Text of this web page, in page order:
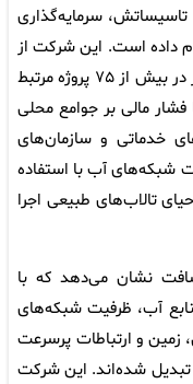
سرمایه‌گذاری
داده است. این شرکت از
سال ۲۰۲۰ تاکنون بیش از ۵۰۰ میلیون دلار در بیش از ۷۵ پروژه مرتبط
مالی بر جوامع محلی
خدماتی و سازمان‌های
شبکه‌های آب با استفاده
تالاب‌های طبیعی اجرا
نشان می‌دهد که با
آب، ظرفیت شبکه‌های
زمین و ارتباطات پرسرعت
تبدیل شده‌اند. این شرکت